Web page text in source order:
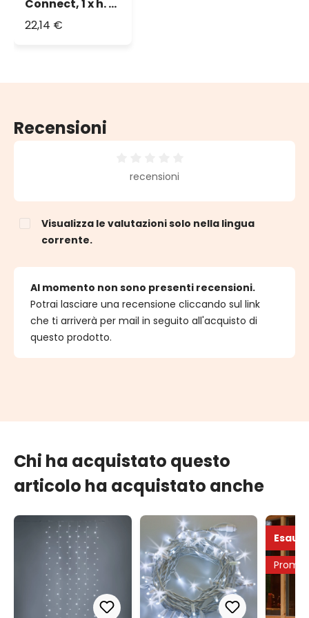
Connect, 1 x h. 3
metri, 180 led
22,14 €
Recensioni
Valutazione media di 0 su 5 stelle
recensioni
Visualizza le valutazioni solo nella lingua
corrente.
Al momento non sono presenti recensioni.
Potrai lasciare una recensione cliccando sul link
che ti arriverà per mail in seguito all'acquisto di
questo prodotto.
Chi ha acquistato questo
articolo ha acquistato anche
Promo